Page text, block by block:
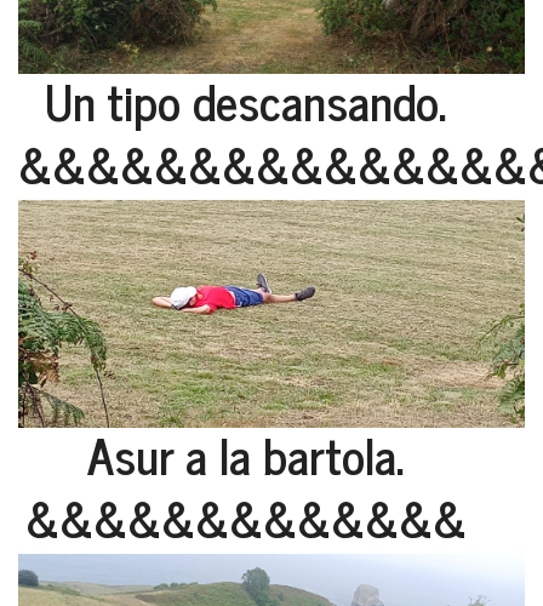
Un tipo descansando.
Asur a la bartola.
&&&&&&&&&&&&&